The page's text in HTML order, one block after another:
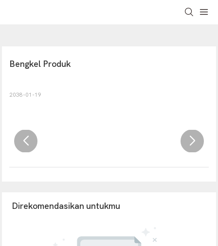
Bengkel Produk
2038-01-19
Direkomendasikan untukmu